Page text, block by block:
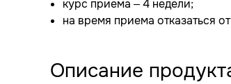
курс приема – 4 недели;
на время приема отказаться
Описание